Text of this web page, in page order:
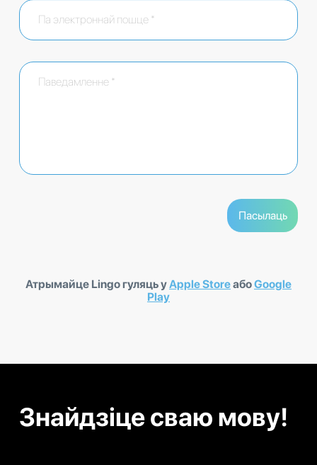
Атрымайце Lingo гуляць уApple StoreабоGoogle
Play
Знайдзіце сваю мову!